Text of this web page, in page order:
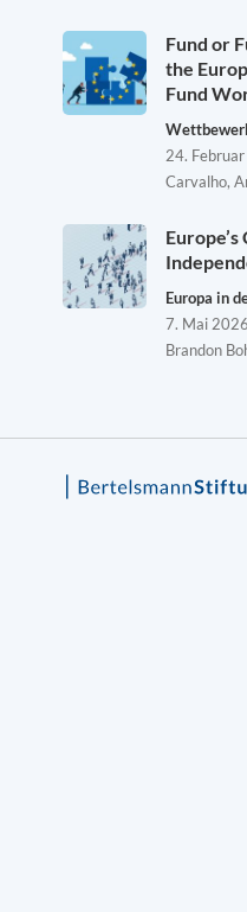
Fund or
the
Fund
24.
Carvalho,
Europa in
7. Mai 2026
Brandon